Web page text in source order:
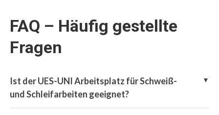
FAQ – Häufig gestellte
Fragen
Ist der UES-UNI Arbeitsplatz für Schweiß-
und Schleifarbeiten geeignet?